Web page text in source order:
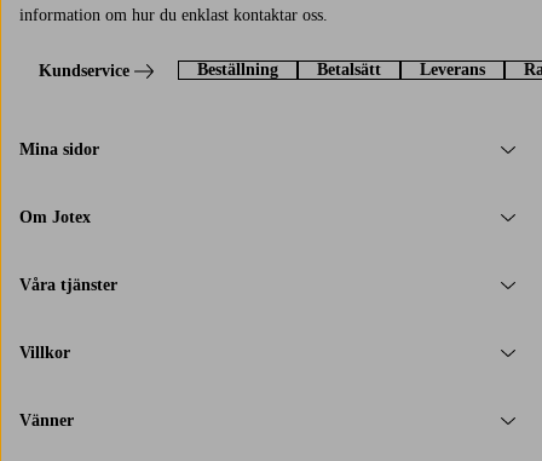
information om hur du enklast kontaktar oss.
Kundservice Beställning Betalsätt Leverans
Mina sidor
Om Jotex
Våra tjänster
Villkor
Vänner